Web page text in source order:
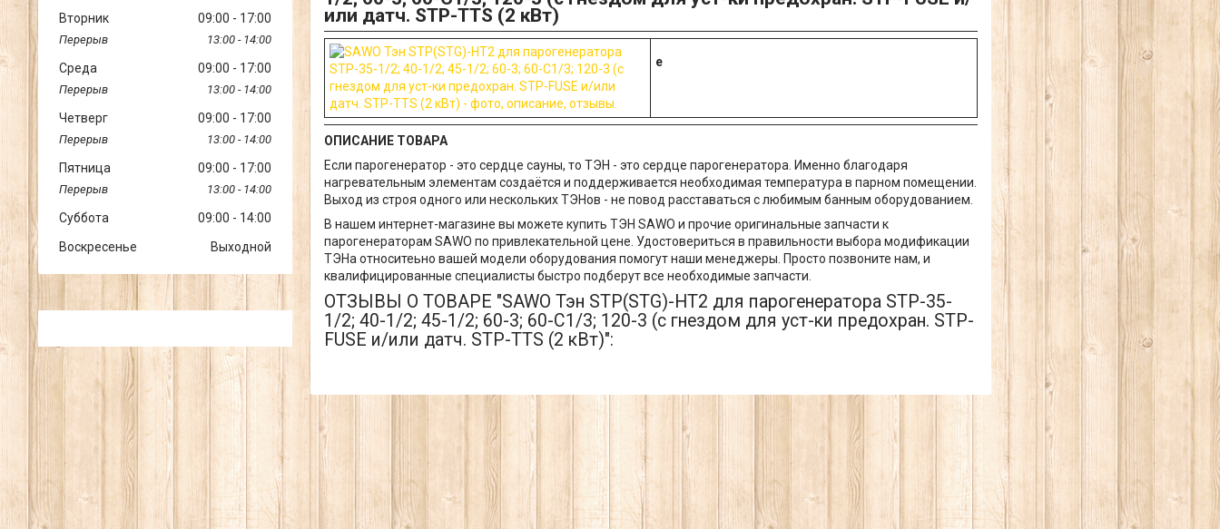
или датч. STP-TTS (2 кВт)
е
ОПИСАНИЕ ТОВАРА
Если парогенератор - это сердце сауны, то ТЭН - это сердце парогенератора. Именно благодаря
нагревательным элементам создаётся и поддерживается необходимая температура в парном помещении.
Выход из строя одного или нескольких ТЭНов - не повод расставаться с любимым банным оборудованием.
В нашем интернет-магазине вы можете купить ТЭН SAWO и прочие оригинальные запчасти к
парогенераторам SAWO по привлекательной цене. Удостовериться в правильности выбора модификации
ТЭНа относитеьно вашей модели оборудования помогут наши менеджеры. Просто позвоните нам, и
квалифицированные специалисты быстро подберут все необходимые запчасти.
ОТЗЫВЫ О ТОВАРЕ "SAWO Тэн STP(STG)-HT2 для парогенератора STP-35-
1/2; 40-1/2; 45-1/2; 60-3; 60-C1/3; 120-3 (с гнездом для уст-ки предохран. STP-
FUSE и/или датч. STP-TTS (2 кВт)":
Вторник 09:00 17:00
13:00 14:00
Среда 09:00 17:00
13:00 14:00
Четверг 09:00 17:00
13:00 14:00
Пятница 09:00 17:00
13:00 14:00
Суббота 09:00
14:00
Воскресенье
Выходной